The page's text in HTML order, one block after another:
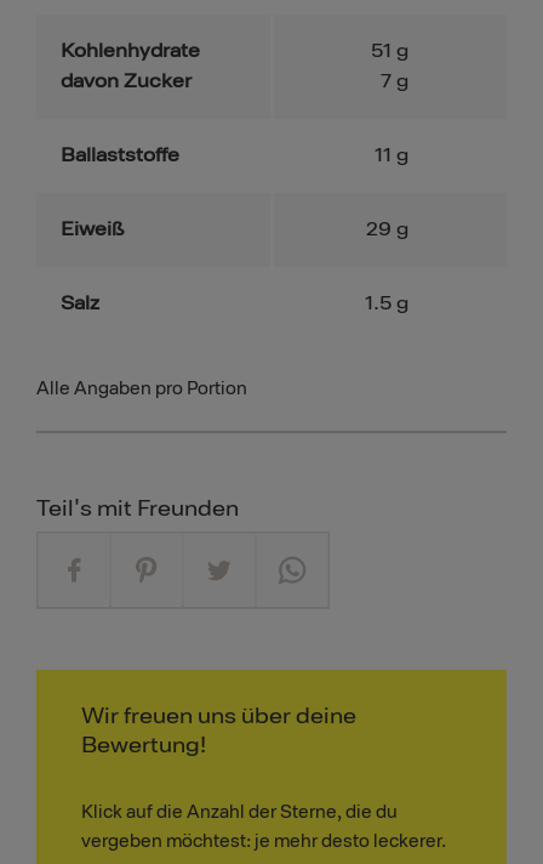
Kohlenhydrate
davon Zucker
51 g
7 g
Ballaststoffe 11 g
Eiweiß 29 g
Salz 1.5 g
Alle Angaben pro Portion
Teil's mit Freunden
Wir freuen uns über deine
Bewertung!
Klick auf die Anzahl der Sterne, die du
vergeben möchtest: je mehr desto leckerer.